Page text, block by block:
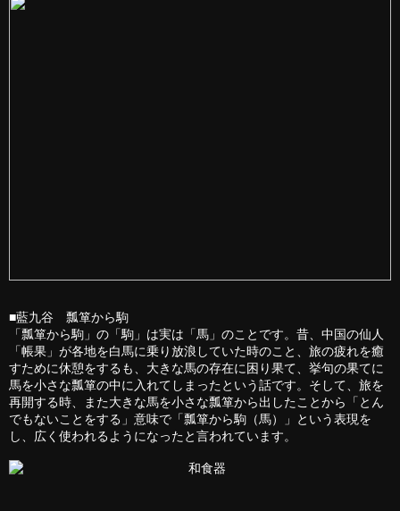
■藍九谷 瓢箪から駒
「瓢箪から駒」の「駒」は実は「馬」のことです。昔、中国の仙人
「帳果」が各地を白馬に乗り放浪していた時のこと、旅の疲れを癒
すために休憩をするも、大きな馬の存在に困り果て、挙句の果てに
馬を小さな瓢箪の中に入れてしまったという話です。そして、旅を
再開する時、また大きな馬を小さな瓢箪から出したことから「とん
でもないことをする」意味で「瓢箪から駒（馬）」という表現を
し、広く使われるようになったと言われています。